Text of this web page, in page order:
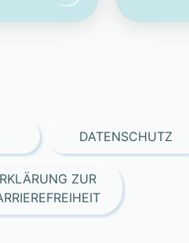
DATENSCHUTZ
ZUR